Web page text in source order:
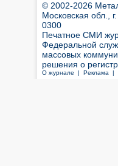
© 2002-2026
Московская обл.,
0300
Печатное СМИ
Федеральной
массовых
решения о
О журнале | Реклама |